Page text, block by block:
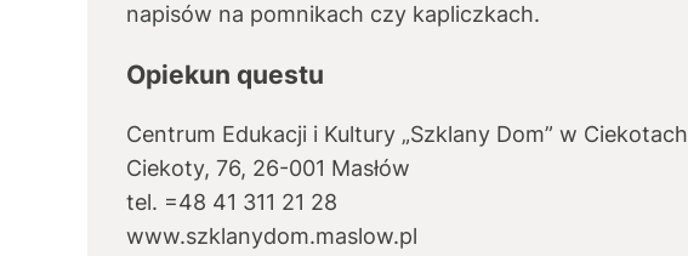
napisów na pomnikach czy kapliczkach.
Opiekun questu
Centrum Edukacji i Kultury „Szklany Dom” w Ciekotach
Ciekoty, 76, 26-001 Masłów
tel. =48 41 311 21 28
www.szklanydom.maslow.pl